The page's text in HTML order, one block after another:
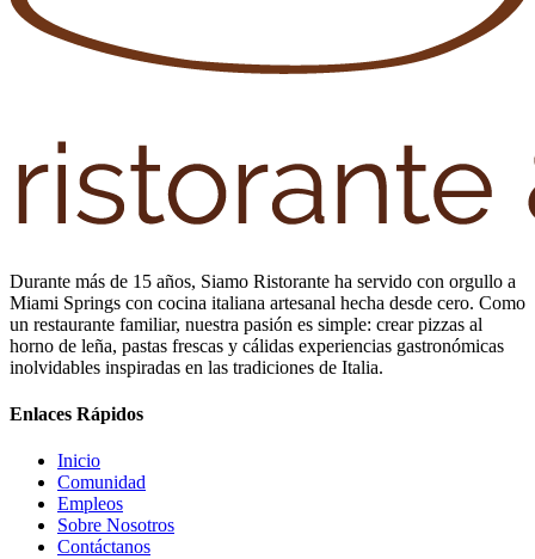
Durante más de 15 años, Siamo Ristorante ha servido con orgullo a
Miami Springs con cocina italiana artesanal hecha desde cero. Como
un restaurante familiar, nuestra pasión es simple: crear pizzas al
horno de leña, pastas frescas y cálidas experiencias gastronómicas
inolvidables inspiradas en las tradiciones de Italia.
Enlaces Rápidos
Inicio
Comunidad
Empleos
Sobre Nosotros
Contáctanos